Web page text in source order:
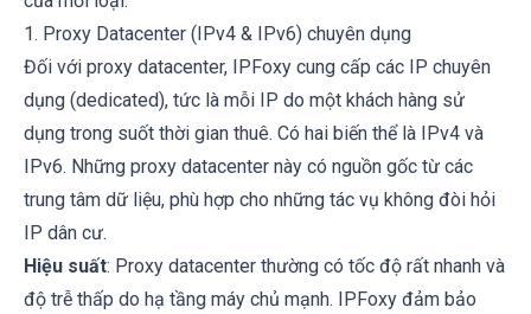
1. Proxy Datacenter (IPv4 & IPv6) chuyên dụng
Đối với proxy datacenter, IPFoxy cung cấp các IP chuyên
dụng (dedicated), tức là mỗi IP do một khách hàng sử
dụng trong suốt thời gian thuê. Có hai biến thể là IPv4 và
IPv6. Những proxy datacenter này có nguồn gốc từ các
trung tâm dữ liệu, phù hợp cho những tác vụ không đòi hỏi
IP dân cư.
Hiệu suất: Proxy datacenter thường có tốc độ rất nhanh và
độ trễ thấp do hạ tầng máy chủ mạnh. IPFoxy đảm bảo